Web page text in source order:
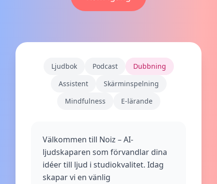
Ljudbok Podcast
Dubbning
Assistent
Skärminspelning
Mindfulness
E-lärande
Välkommen till Noiz – AI-
ljudskaparen som förvandlar dina
idéer till ljud i studiokvalitet. Idag
skapar vi en vänlig